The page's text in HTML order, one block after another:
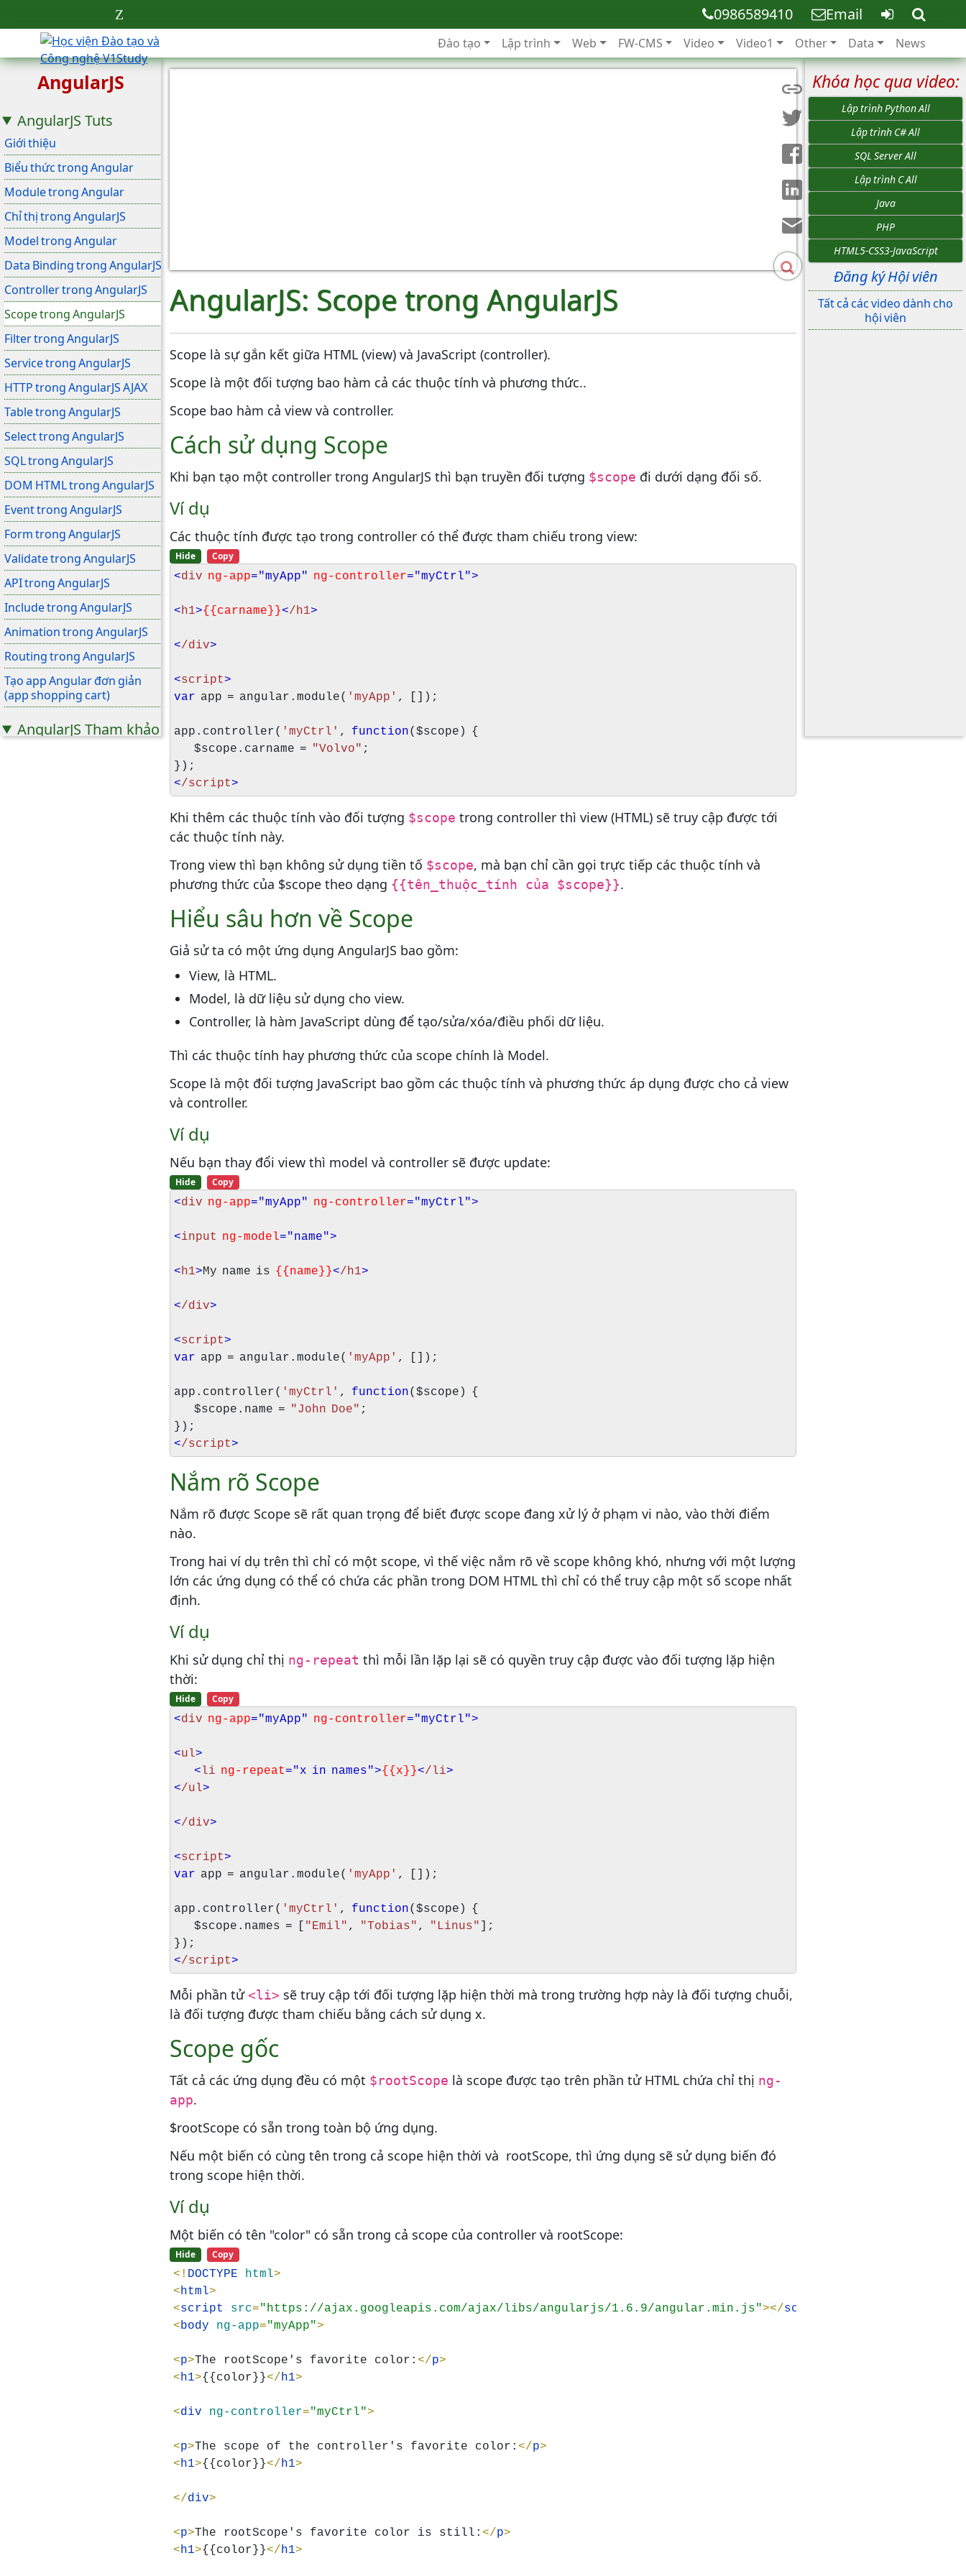
0986589410 Email
Đào tạo Lập trình Web FW-CMS Video Video1 Other Data News
AngularJS
AngularJS Tuts
Giới thiệu
Biểu thức trong Angular
Module trong Angular
Chỉ thị trong AngularJS
Model trong Angular
Data Binding trong AngularJS
Controller trong AngularJS
Scope trong AngularJS
Filter trong AngularJS
Service trong AngularJS
HTTP trong AngularJS AJAX
Table trong AngularJS
Select trong AngularJS
SQL trong AngularJS
DOM HTML trong AngularJS
Event trong AngularJS
Form trong AngularJS
Validate trong AngularJS
API trong AngularJS
Include trong AngularJS
Animation trong AngularJS
Routing trong AngularJS
Tạo app Angular đơn giản
(app shopping cart)
AngularJS Tham khảo
AngularJS: Scope trong AngularJS
Scope là sự gắn kết giữa HTML (view) và JavaScript (controller).
Scope là một đối tượng bao hàm cả các thuộc tính và phương thức..
Scope bao hàm cả view và controller.
Cách sử dụng Scope
Khi bạn tạo một controller trong AngularJS thì bạn truyền đối tượng $scope đi dưới dạng đối số.
Ví dụ
Các thuộc tính được tạo trong controller có thể được tham chiếu trong view:
Hide Copy
<div ng-app="myApp" ng-controller="myCtrl">
<h1>{{carname}}</h1>
</div>
<script>
var app = angular.module( 'myApp' , []);
app.controller( 'myCtrl' , function($scope) {
$scope.carname = "Volvo" ;
});
</script>
Khi thêm các thuộc tính vào đối tượng $scope trong controller thì view (HTML) sẽ truy cập được tới
các thuộc tính này.
Trong view thì bạn không sử dụng tiền tố $scope, mà bạn chỉ cần gọi trực tiếp các thuộc tính và
phương thức của $scope theo dạng {{tên_thuộc_tính của $scope}}.
Hiểu sâu hơn về Scope
Giả sử ta có một ứng dụng AngularJS bao gồm:
View, là HTML.
Model, là dữ liệu sử dụng cho view.
Controller, là hàm JavaScript dùng để tạo/sửa/xóa/điều phối dữ liệu.
Thì các thuộc tính hay phương thức của scope chính là Model.
Scope là một đối tượng JavaScript bao gồm các thuộc tính và phương thức áp dụng được cho cả view
và controller.
Ví dụ
Nếu bạn thay đổi view thì model và controller sẽ được update:
Hide Copy
<div ng-app="myApp" ng-controller="myCtrl">
<input ng-model="name">
<h1>My name is {{name}}</h1>
</div>
<script>
var app = angular.module( 'myApp' , []);
app.controller( 'myCtrl' , function($scope) {
$scope.name = "John Doe" ;
});
</script>
Nắm rõ Scope
Nắm rõ được Scope sẽ rất quan trọng để biết được scope đang xử lý ở phạm vi nào, vào thời điểm
nào.
Trong hai ví dụ trên thì chỉ có một scope, vì thế việc nắm rõ về scope không khó, nhưng với một lượng
lớn các ứng dụng có thể có chứa các phần trong DOM HTML thì chỉ có thể truy cập một số scope nhất
định.
Ví dụ
Khi sử dụng chỉ thị ng-repeat thì mỗi lần lặp lại sẽ có quyền truy cập được vào đối tượng lặp hiện
thời:
Hide Copy
<div ng-app="myApp" ng-controller="myCtrl">
<ul>
<li ng-repeat="x in names">{{x}}</li>
</ul>
</div>
<script>
var app = angular.module( 'myApp' , []);
app.controller( 'myCtrl' , function($scope) {
$scope.names = [
"Emil" , "Tobias" , "Linus"
];
});
</script>
Mỗi phần tử<li> sẽ truy cập tới đối tượng lặp hiện thời mà trong trường hợp này là đối tượng chuỗi,
là đối tượng được tham chiếu bằng cách sử dụng x.
Scope gốc
Tất cả các ứng dụng đều có một $rootScope là scope được tạo trên phần tử HTML chứa chỉ thị ng-
app.
$rootScope có sẵn trong toàn bộ ứng dụng.
Nếu một biến có cùng tên trong cả scope hiện thời và rootScope, thì ứng dụng sẽ sử dụng biến đó
trong scope hiện thời.
Ví dụ
Một biến có tên "color" có sẵn trong cả scope của controller và rootScope:
Hide Copy
<! DOCTYPE html
<html
<script src="https://ajax.googleapis.com/ajax/libs/angularjs/1.6.9/angular.min.js"></script
<body ng-app="myApp"
<p>The rootScope's favorite color: </p
<h1>{{color}}</h1
<div ng-controller="myCtrl"
<p>The scope of the controller's favorite color: </p
<h1>{{color}}</h1
</div
<p>The rootScope's favorite color is still: </p
<h1>{{color}}</h1
Khóa học qua video:
Lập trình Python All
Lập trình C# All
SQL Server All
Lập trình C All
Java
PHP
HTML5-CSS3-JavaScript
Đăng ký Hội viên
Tất cả các video dành cho
hội viên